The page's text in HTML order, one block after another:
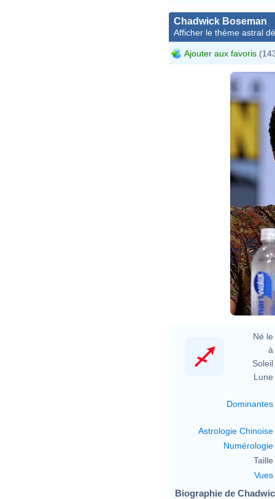
Chadwick Boseman
Afficher le thème astral
Ajouter aux favoris
Né le
à
Soleil
Lune
Dominantes
Astrologie Chinoise
Numérologie
Taille
Vues
Biographie de